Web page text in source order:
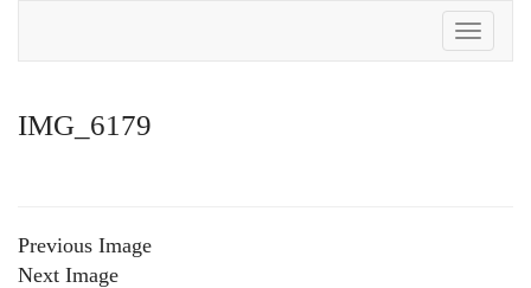
Toggle
IMG_6179
Previous Image
Next Image